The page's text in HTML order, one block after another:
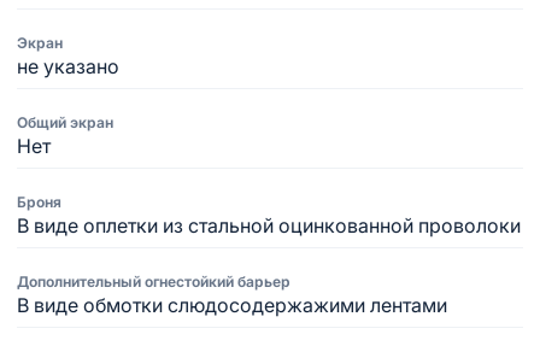
Экран
не указано
Общий экран
Нет
Броня
В виде оплетки из стальной оцинкованной проволоки
Дополнительный огнестойкий барьер
В виде обмотки слюдосодержажими лентами